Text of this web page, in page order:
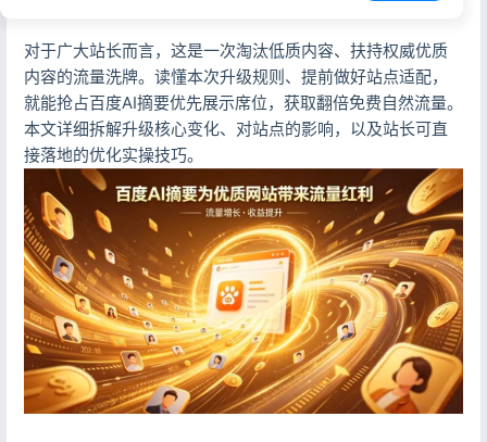
对于广大站长而言，这是一次淘汰低质内容、扶持权威优质
内容的流量洗牌。读懂本次升级规则、提前做好站点适配，
就能抢占百度AI摘要优先展示席位，获取翻倍免费自然流量。
本文详细拆解升级核心变化、对站点的影响，以及站长可直
接落地的优化实操技巧。